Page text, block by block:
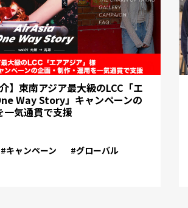
】東南アジア最大級のLCC「エ
Way Story」キャンペーンの
一気通貫で支援
#キャンペーン
#グローバル